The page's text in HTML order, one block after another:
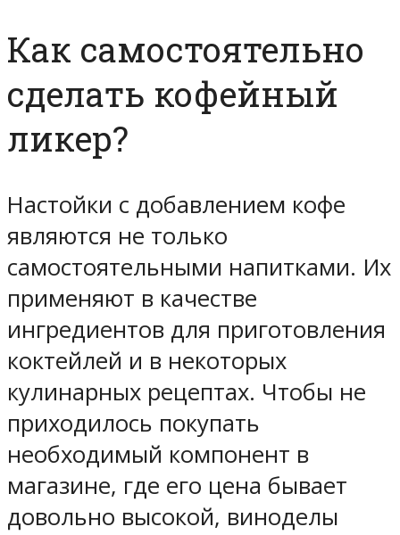
Как самостоятельно
сделать кофейный
ликер?
Настойки с добавлением кофе
являются не только
самостоятельными напитками. Их
применяют в качестве
ингредиентов для приготовления
коктейлей и в некоторых
кулинарных рецептах. Чтобы не
приходилось покупать
необходимый компонент в
магазине, где его цена бывает
довольно высокой, виноделы